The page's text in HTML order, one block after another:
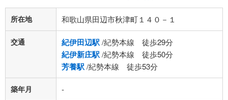
所在地 和歌山県田辺市秋津町１４０－１
交通 紀伊田辺駅/紀勢本線 徒歩29分
紀伊新庄駅/紀勢本線 徒歩50分
芳養駅/紀勢本線 徒歩53分
築年月 -